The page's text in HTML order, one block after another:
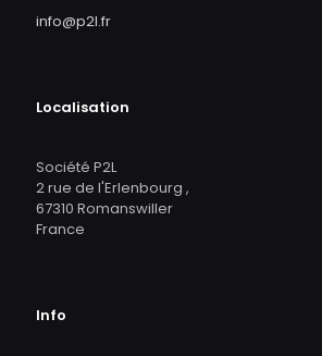
info@p2l.fr
Localisation
Société P2L
2 rue de l'Erlenbourg ,
67310 Romanswiller
France
Info